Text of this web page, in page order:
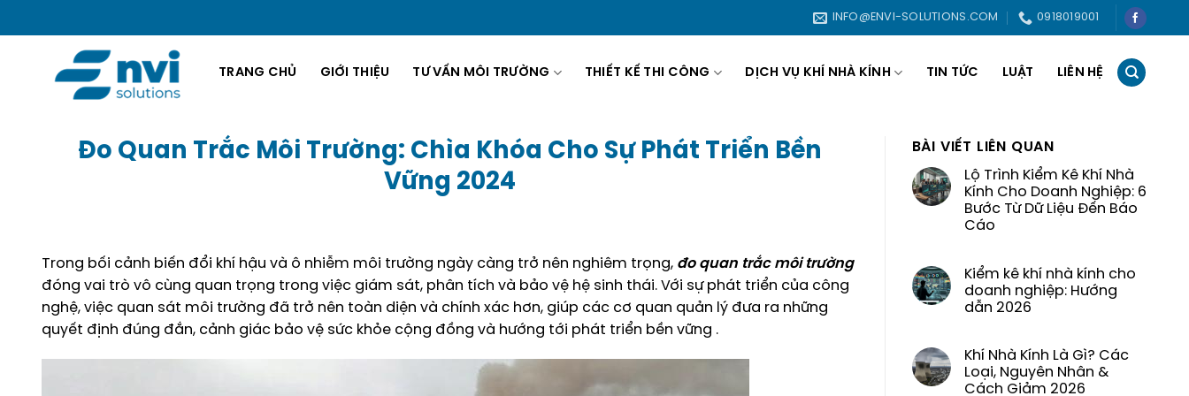
qua
INFO@ENVI-SOLUTIONS.COM 0918019001
TRANG CHỦ GIỚI THIỆU TƯ VẤN MÔI TRƯỜNG THIẾT KẾ THI CÔNG DỊCH VỤ KHÍ NHÀ KÍNH TIN TỨC LUẬT LIÊN HỆ
Đo Quan Trắc Môi Trường: Chìa Khóa Cho Sự Phát Triển Bền
Vững 2024
Trong bối cảnh biến đổi khí hậu và ô nhiễm môi trường ngày càng trở nên nghiêm trọng, đo quan trắc môi trường
đóng vai trò vô cùng quan trọng trong việc giám sát, phân tích và bảo vệ hệ sinh thái. Với sự phát triển của công
nghệ, việc quan sát môi trường đã trở nên toàn diện và chính xác hơn, giúp các cơ quan quản lý đưa ra những
quyết định đúng đắn, cảnh giác bảo vệ sức khỏe cộng đồng và hướng tới phát triển bền vững .
BÀI VIẾT LIÊN QUAN
Lộ Trình Kiểm Kê Khí Nhà
Kính Cho Doanh Nghiệp: 6
Bước Từ Dữ Liệu Đến Báo
Cáo
Kiểm kê khí nhà kính cho
doanh nghiệp: Hướng
dẫn 2026
Khí Nhà Kính Là Gì? Các
Loại, Nguyên Nhân &
Cách Giảm 2026